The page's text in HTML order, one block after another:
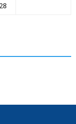
28